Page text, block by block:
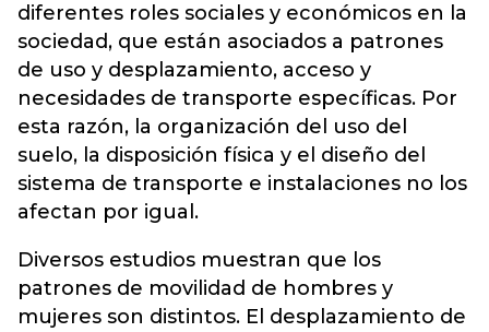
diferentes roles sociales y económicos en la
sociedad, que están asociados a patrones
de uso y desplazamiento, acceso y
necesidades de transporte específicas. Por
esta razón, la organización del uso del
suelo, la disposición física y el diseño del
sistema de transporte e instalaciones no los
afectan por igual.
Diversos estudios muestran que los
patrones de movilidad de hombres y
mujeres son distintos. El desplazamiento de